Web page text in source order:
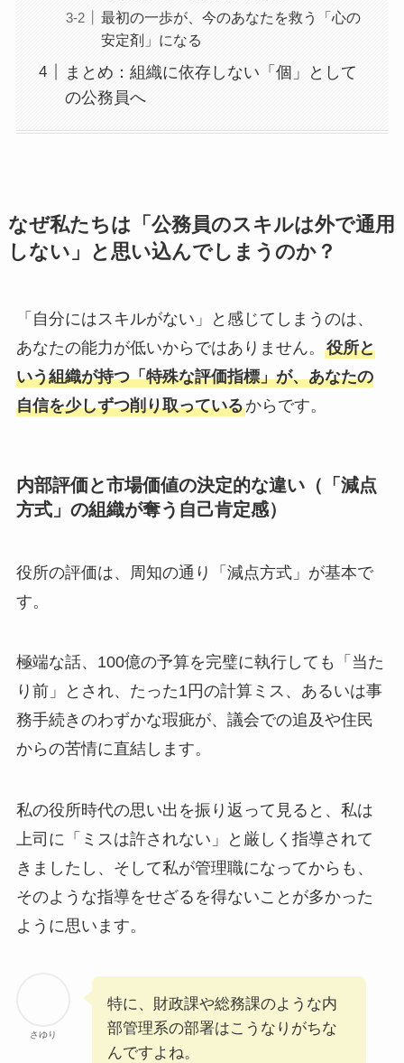
最初の一歩が、今のあなたを救う「心の
安定剤」になる
まとめ：組織に依存しない「個」として
の公務員へ
なぜ私たちは「公務員のスキルは外で通用
しない」と思い込んでしまうのか？
「自分にはスキルがない」と感じてしまうのは、
あなたの能力が低いからではありません。 役所と
いう組織が持つ「特殊な評価指標」が、あなたの
自信を少しずつ削り取っているからです。
内部評価と市場価値の決定的な違い（「減点
方式」の組織が奪う自己肯定感）
役所の評価は、周知の通り「減点方式」が基本で
す。
極端な話、100億の予算を完璧に執行しても「当た
り前」とされ、たった1円の計算ミス、あるいは事
務手続きのわずかな瑕疵が、議会での追及や住民
からの苦情に直結します。
私の役所時代の思い出を振り返って見ると、私は
上司に「ミスは許されない」と厳しく指導されて
きましたし、そして私が管理職になってからも、
そのような指導をせざるを得ないことが多かった
ように思います。
さゆり
特に、財政課や総務課のような内
部管理系の部署はこうなりがちな
んですよね。